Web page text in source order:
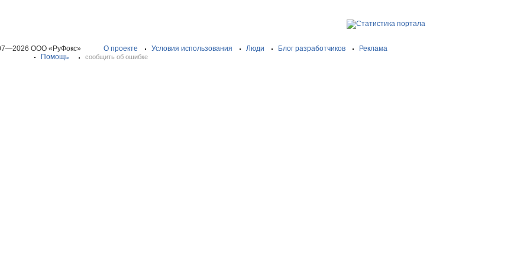
ООО «РуФокс» О проекте Условия использования Люди Блог разработчиков
Реклама
Помощь
сообщить об ошибке